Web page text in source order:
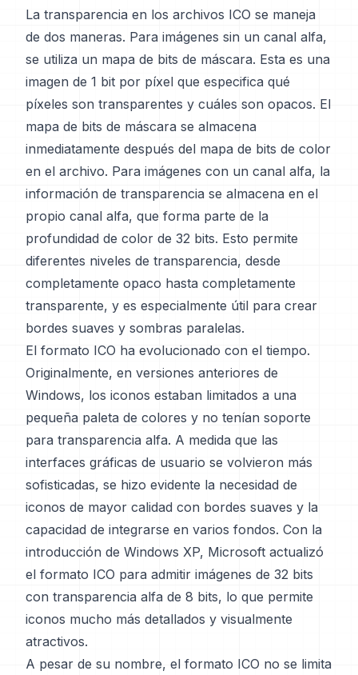
La transparencia en los archivos ICO se maneja
de dos maneras. Para imágenes sin un canal alfa,
se utiliza un mapa de bits de máscara. Esta es una
imagen de 1 bit por píxel que especifica qué
píxeles son transparentes y cuáles son opacos. El
mapa de bits de máscara se almacena
inmediatamente después del mapa de bits de color
en el archivo. Para imágenes con un canal alfa, la
información de transparencia se almacena en el
propio canal alfa, que forma parte de la
profundidad de color de 32 bits. Esto permite
diferentes niveles de transparencia, desde
completamente opaco hasta completamente
transparente, y es especialmente útil para crear
bordes suaves y sombras paralelas.
El formato ICO ha evolucionado con el tiempo.
Originalmente, en versiones anteriores de
Windows, los iconos estaban limitados a una
pequeña paleta de colores y no tenían soporte
para transparencia alfa. A medida que las
interfaces gráficas de usuario se volvieron más
sofisticadas, se hizo evidente la necesidad de
iconos de mayor calidad con bordes suaves y la
capacidad de integrarse en varios fondos. Con la
introducción de Windows XP, Microsoft actualizó
el formato ICO para admitir imágenes de 32 bits
con transparencia alfa de 8 bits, lo que permite
iconos mucho más detallados y visualmente
atractivos.
A pesar de su nombre, el formato ICO no se limita